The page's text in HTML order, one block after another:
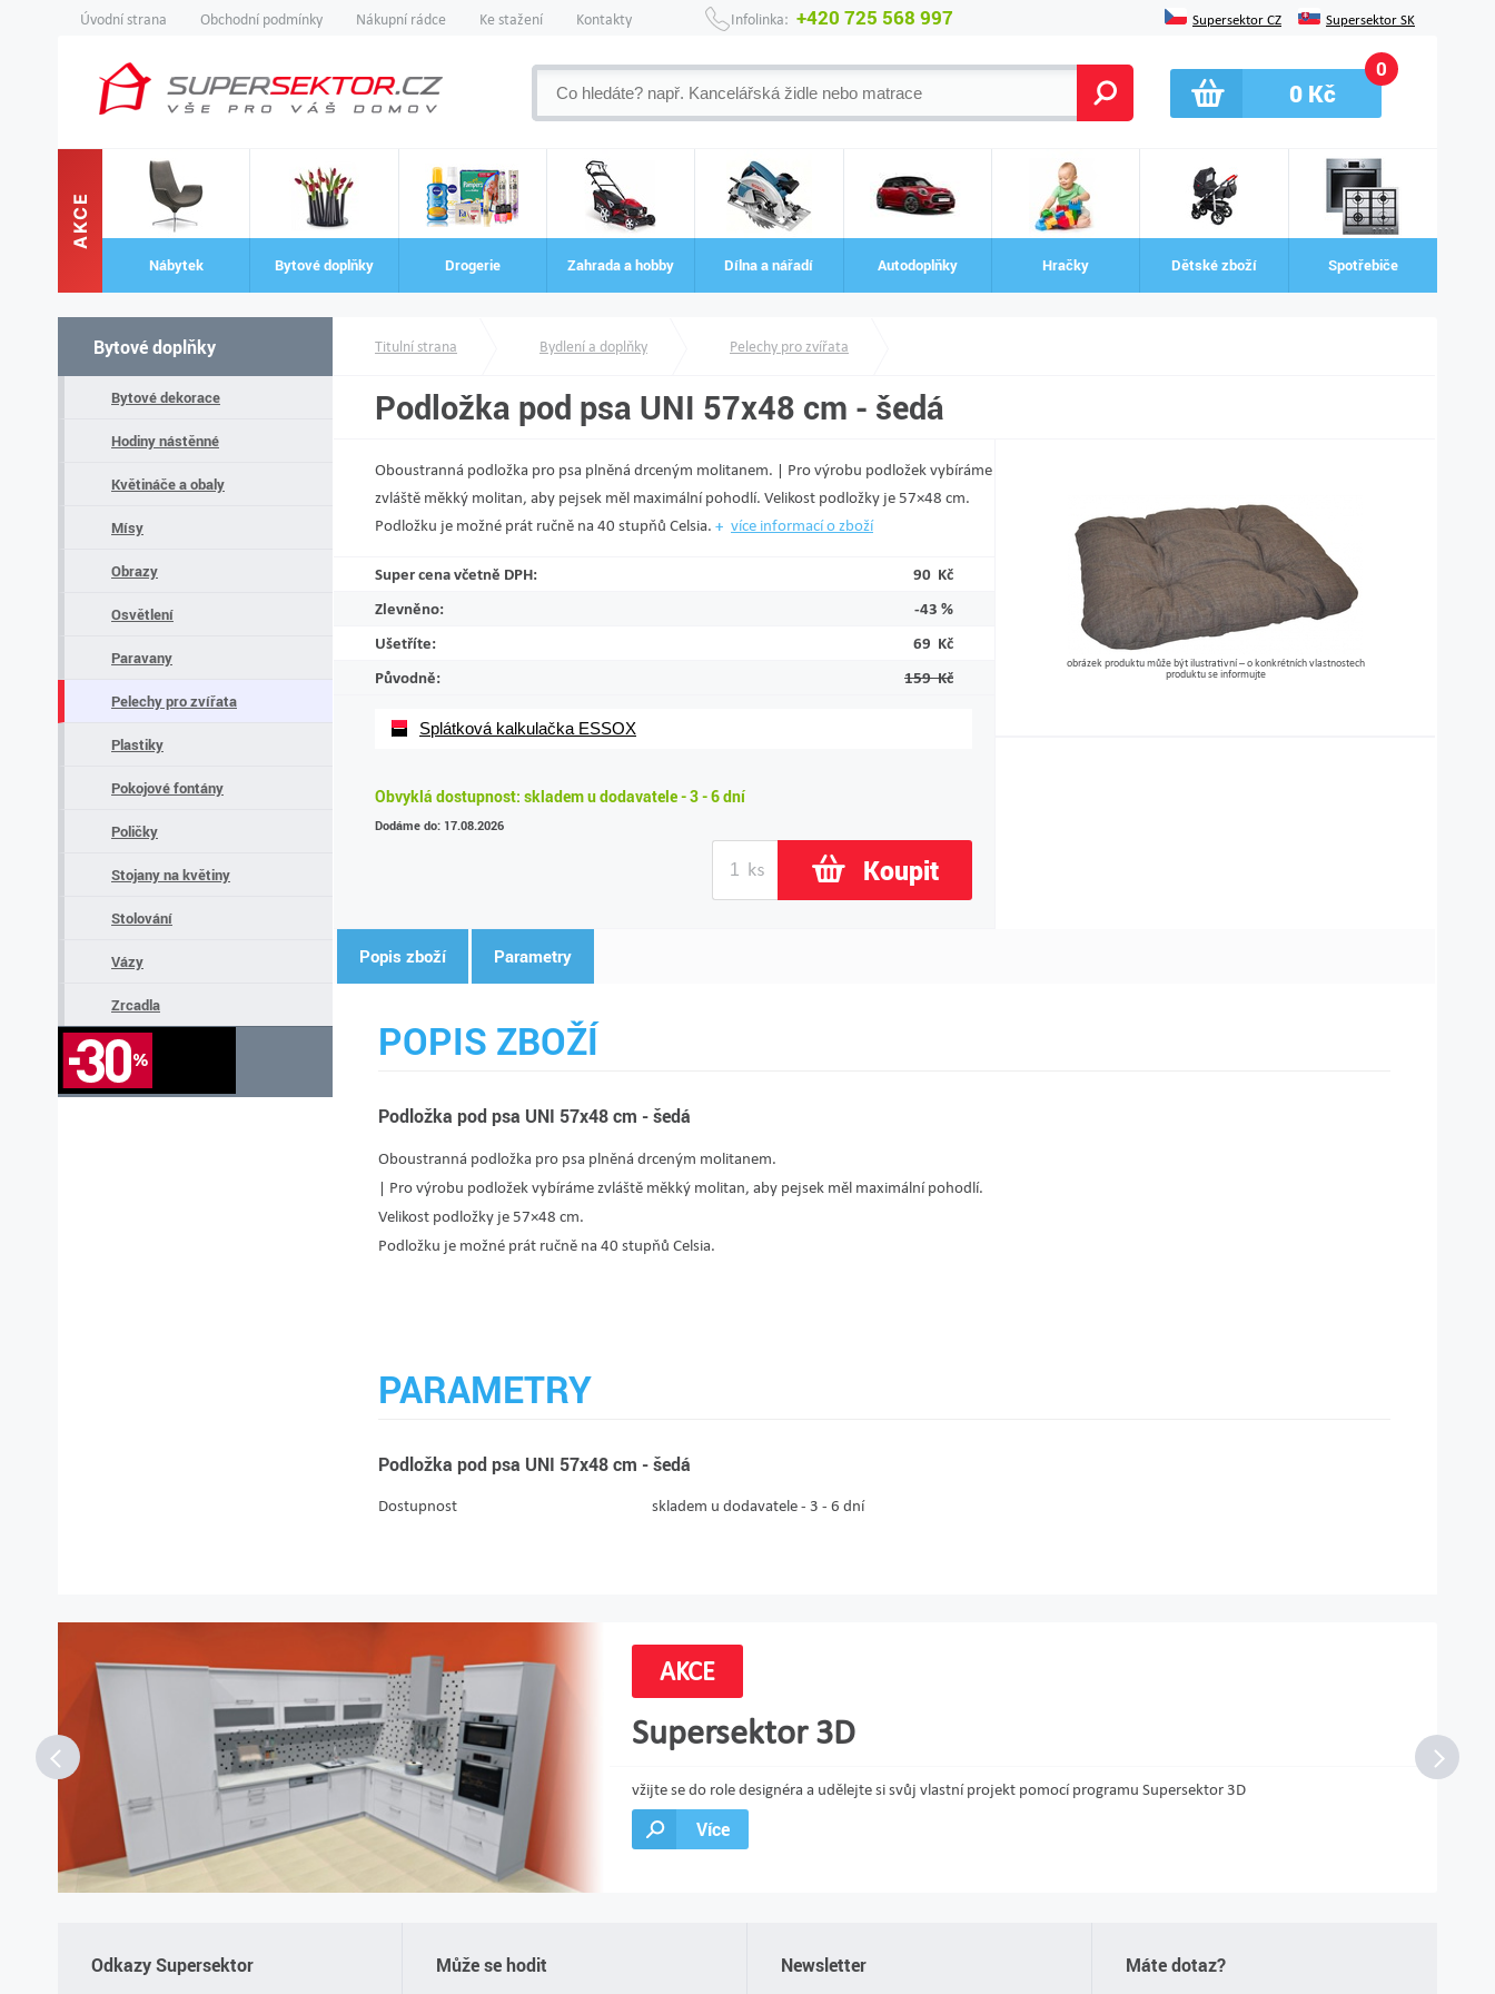
Úvodní strana Obchodní podmínky Nákupní rádce Ke stažení Kontakty Infolinka: +420 725 568 997 Supersektor CZ Supersektor SK
0Kč
0
AKCE
Nábytek Bytové doplňky Drogerie Zahrada a hobby Dílna a nářadí Autodoplňky Hračky Dětské zboží Spotřebiče
Bytové doplňky
Bytové dekorace
Hodiny nástěnné
Květináče a obaly
Mísy
Obrazy
Osvětlení
Paravany
Pelechy pro zvířata
Plastiky
Pokojové fontány
Poličky
Stojany na květiny
Stolování
Vázy
Zrcadla
Titulní strana Bydlení a doplňky Pelechy pro zvířata
Podložka pod psa UNI 57x48 cm - šedá
Oboustranná podložka pro psa plněná drceným molitanem. | Pro výrobu podložek vybíráme
zvláště měkký molitan, aby pejsek měl maximální pohodlí. Velikost podložky je 57×48 cm.
Podložku je možné prát ručně na 40 stupňů Celsia.
více informací o zboží
Super cena včetně DPH:
90 Kč
Zlevněno:
-43 %
Ušetříte:
69 Kč
Původně:
159 Kč
Splátková kalkulačka ESSOX
Obvyklá dostupnost: skladem u dodavatele - 3 - 6 dní
Dodáme do: 17.08.2026
Koupit
obrázek produktu může být ilustrativní – o konkrétních vlastnostech
produktu se informujte
Popis zboží Parametry
POPIS ZBOŽÍ
Podložka pod psa UNI 57x48 cm - šedá
Oboustranná podložka pro psa plněná drceným molitanem.
| Pro výrobu podložek vybíráme zvláště měkký molitan, aby pejsek měl maximální pohodlí.
Velikost podložky je 57×48 cm.
Podložku je možné prát ručně na 40 stupňů Celsia.
PARAMETRY
Podložka pod psa UNI 57x48 cm - šedá
Dostupnost skladem u dodavatele - 3 - 6 dní
AKCE
Supersektor 3D
vžijte se do role designéra a udělejte si svůj vlastní projekt pomocí programu Supersektor 3D
Více
Odkazy Supersektor Může se hodit Newsletter Máte dotaz?